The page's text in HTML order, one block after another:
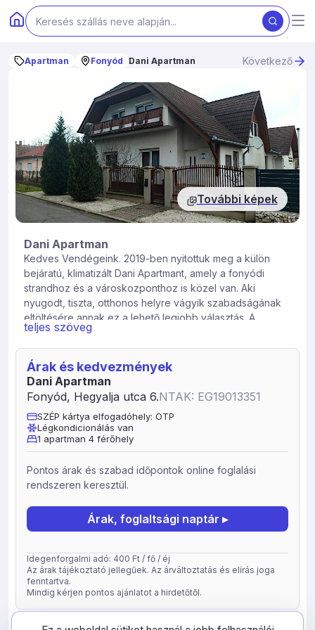
Apartman Fonyód Dani Apartman Következő
További képek
Dani Apartman
Kedves Vendégeink. 2019-ben nyitottuk meg a külön
bejáratú, klimatizált Dani Apartmant, amely a fonyódi
strandhoz és a városkozponthoz is közel van. Aki
nyugodt, tiszta, otthonos helyre vágyik szabadságának
eltöltésére annak ez a lehető legjobb választás. A
szálláshely 4 fő számára biztosít kényelmet. Esetleg a
nappaliban +1 fő pihenhet a kinyitható kanapén. Az
apartman 2 hálószobából, 1 gépesített és jól felszerelt
amerikai konyhás nappaliból, 1 fürdőszobából áll külön
WC-vel. A teraszon lehetőség van kiülni és elfogyasztani
egy kávét. Az udvaron a kedves vendégek grillezhetnek
vagy bográcsozhatnak. Ingyenes WIFI szolgáltatás és
egy nagy népernyős TV biztosítja az otthoni
szorakozást. Parkolás a ház előtt lehetséges ami
ingyenes és biztonságos. A közelben van a
csisztapusztai Gyógyfürdő 6km-re, és a marcali
kikötőböl is nagyon jó kikapcsolódást nyújt. Pékség,
étterem, piac, élelmiszer-üzlet, gyógyszertár, orvosi
megközelíthető. Szeretettel várjuk leendő Vendégeinket.
teljes szöveg
Árak és kedvezmények
Dani Apartman
Fonyód, Hegyalja utca 6.NTAK: EG19013351
SZÉP kártya elfogadóhely: OTP
Légkondicionálás van
1 apartman 4 férőhely
Pontos árak és szabad időpontok online foglalási
rendszeren keresztül.
Árak, foglaltsági naptár ▸
Idegenforgalmi adó: 400 Ft / fő / éj
Az árak tájékoztató jellegűek. Az árváltoztatás és elírás joga
fenntartva.
Mindig kérjen pontos ajánlatot a hirdetőtől.
frissítve: 2026-05-05